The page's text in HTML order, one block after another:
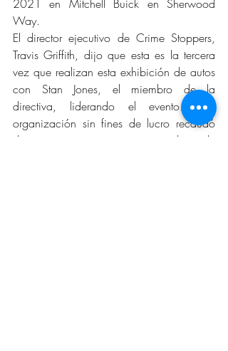
2021 en Mitchell Buick en Sherwood
Way.
El director ejecutivo de Crime Stoppers,
Travis Griffith, dijo que esta es la tercera
vez que realizan esta exhibición de autos
con Stan Jones, el miembro de la
directiva, liderando el evento. Esta
organización sin fines de lucro recaudó
dinero para anuncios, carteles de